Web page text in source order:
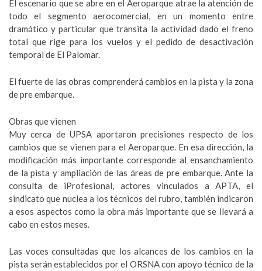
El escenario que se abre en el Aeroparque atrae la atención de
todo el segmento aerocomercial, en un momento entre
dramático y particular que transita la actividad dado el freno
total que rige para los vuelos y el pedido de desactivación
temporal de El Palomar.
El fuerte de las obras comprenderá cambios en la pista y la zona
de pre embarque.
Obras que vienen
Muy cerca de UPSA aportaron precisiones respecto de los
cambios que se vienen para el Aeroparque. En esa dirección, la
modificación más importante corresponde al ensanchamiento
de la pista y ampliación de las áreas de pre embarque. Ante la
consulta de iProfesional, actores vinculados a APTA, el
sindicato que nuclea a los técnicos del rubro, también indicaron
a esos aspectos como la obra más importante que se llevará a
cabo en estos meses.
Las voces consultadas que los alcances de los cambios en la
pista serán establecidos por el ORSNA con apoyo técnico de la